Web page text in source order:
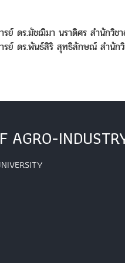
รย์ ดร.มัชฌิมา นราดิศร สำนักวิช
รย์ ดร.พันธ์สิริ สุทธิลักษณ์ สำนัก
AGRO-